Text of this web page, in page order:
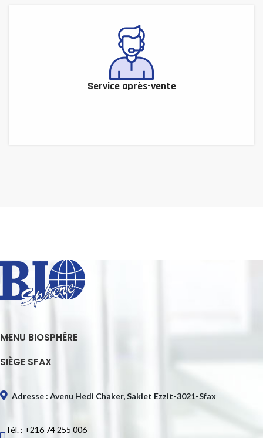
Service après-vente
MENU BIOSPHÉRE
SIÈGE SFAX
Adresse : Avenu Hedi Chaker, Sakiet Ezzit-3021-Sfax
Tél. : +216 74 255 006